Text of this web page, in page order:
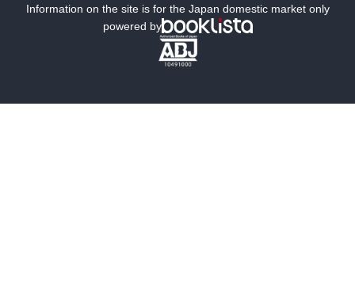
ミステリー SF
文学
Information on the site is for the Japan domestic market only
powered by